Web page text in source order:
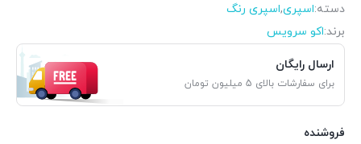
دسته:اسپری,اسپری رنگ
برند:اکو سرویس
ارسال رایگان
برای سفارشات بالای 5 میلیون تومان
فروشنده